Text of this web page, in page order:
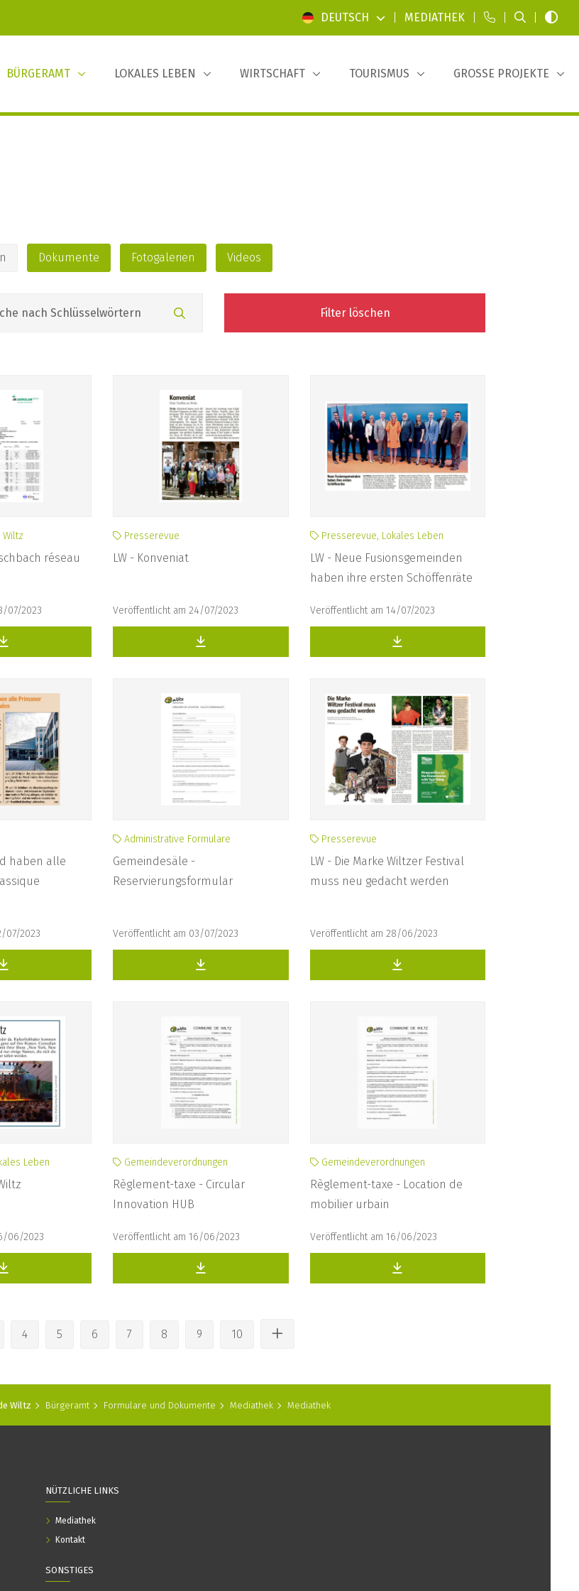
DEUTSCH MEDIATHEK
BÜRGERAMT LOKALES LEBEN WIRTSCHAFT TOURISMUS GROSSE PROJEKTE
Dokumente Fotogalerien Videos
Filter löschen
réseau
07/2023
Presserevue
LW - Konveniat
Veröffentlicht am 24/07/2023
Presserevue, Lokales Leben
LW - Neue Fusionsgemeinden
haben ihre ersten Schöffenräte
Veröffentlicht am 14/07/2023
haben alle
07/2023
Administrative Formulare
Gemeindesäle -
Reservierungsformular
Veröffentlicht am 03/07/2023
Presserevue
LW - Die Marke Wiltzer Festival
muss neu gedacht werden
Veröffentlicht am 28/06/2023
Leben
06/2023
Gemeindeverordnungen
Règlement-taxe - Circular
Innovation HUB
Veröffentlicht am 16/06/2023
Gemeindeverordnungen
Règlement-taxe - Location de
mobilier urbain
Veröffentlicht am 16/06/2023
4 5 6 7 8 9 10
Wiltz Bürgeramt Formulare und Dokumente Mediathek Mediathek
NÜTZLICHE LINKS
Mediathek
Kontakt
SONSTIGES